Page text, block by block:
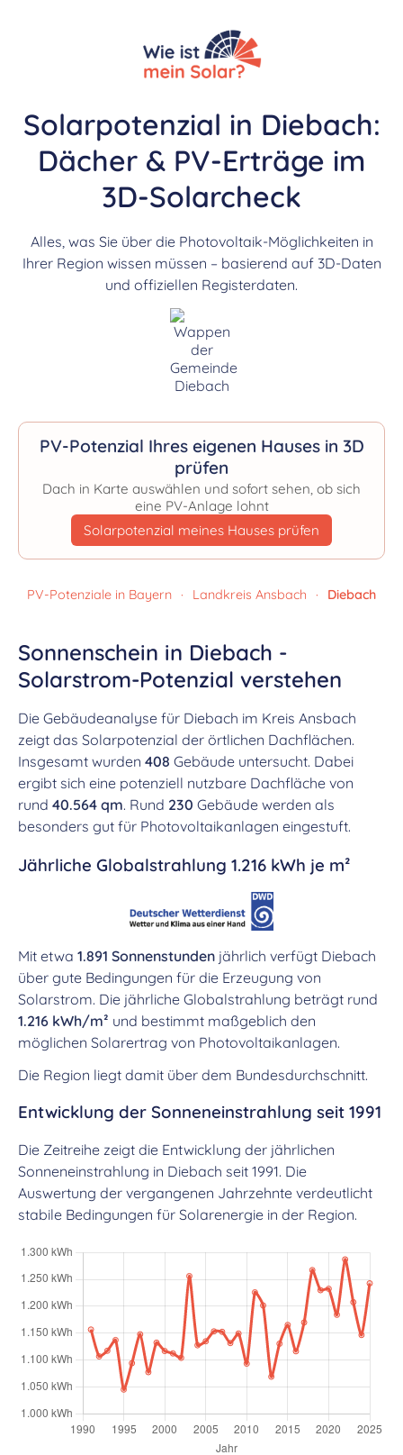
Solarpotenzial in Diebach:
Dächer & PV-Erträge im
3D-Solarcheck
Alles, was Sie über die Photovoltaik-Möglichkeiten in
Ihrer Region wissen müssen – basierend auf 3D-Daten
und offiziellen Registerdaten.
PV-Potenzial Ihres eigenen Hauses in 3D
prüfen
Dach in Karte auswählen und sofort sehen, ob sich
eine PV-Anlage lohnt
Solarpotenzial meines Hauses prüfen
PV-Potenziale in Bayern · Landkreis Ansbach · Diebach
Sonnenschein in Diebach -
Solarstrom-Potenzial verstehen
Die Gebäudeanalyse für Diebach im Kreis Ansbach
zeigt das Solarpotenzial der örtlichen Dachflächen.
Insgesamt wurden 408 Gebäude untersucht. Dabei
ergibt sich eine potenziell nutzbare Dachfläche von
rund 40.564 qm. Rund 230 Gebäude werden als
besonders gut für Photovoltaikanlagen eingestuft.
Jährliche Globalstrahlung 1.216 kWh je m²
Mit etwa 1.891 Sonnenstunden jährlich verfügt Diebach
über gute Bedingungen für die Erzeugung von
Solarstrom. Die jährliche Globalstrahlung beträgt rund
1.216 kWh/m² und bestimmt maßgeblich den
möglichen Solarertrag von Photovoltaikanlagen.
Die Region liegt damit über dem Bundesdurchschnitt.
Entwicklung der Sonneneinstrahlung seit 1991
Die Zeitreihe zeigt die Entwicklung der jährlichen
Sonneneinstrahlung in Diebach seit 1991. Die
Auswertung der vergangenen Jahrzehnte verdeutlicht
stabile Bedingungen für Solarenergie in der Region.